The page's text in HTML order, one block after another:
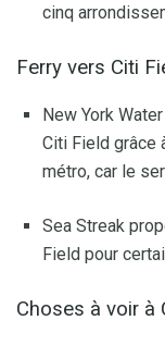
cinq
Ferry vers Citi
New York
Citi Field grâce
métro, car le
Sea Streak
Field pour
Choses à voir à